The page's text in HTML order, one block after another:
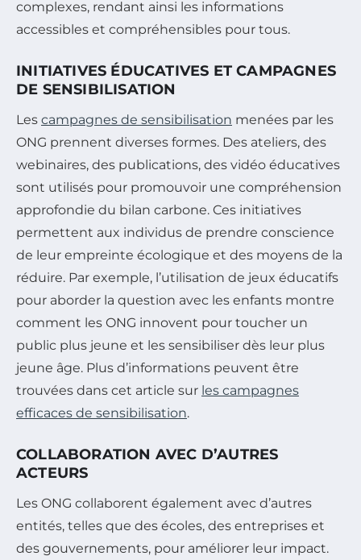
complexes, rendant ainsi les informations
accessibles et compréhensibles pour tous.
INITIATIVES ÉDUCATIVES ET CAMPAGNES
DE SENSIBILISATION
Les campagnes de sensibilisation menées par les
ONG prennent diverses formes. Des ateliers, des
webinaires, des publications, des vidéo éducatives
sont utilisés pour promouvoir une compréhension
approfondie du bilan carbone. Ces initiatives
permettent aux individus de prendre conscience
de leur empreinte écologique et des moyens de la
réduire. Par exemple, l’utilisation de jeux éducatifs
pour aborder la question avec les enfants montre
comment les ONG innovent pour toucher un
public plus jeune et les sensibiliser dès leur plus
jeune âge. Plus d’informations peuvent être
trouvées dans cet article sur les campagnes
efficaces de sensibilisation.
COLLABORATION AVEC D’AUTRES
ACTEURS
Les ONG collaborent également avec d’autres
entités, telles que des écoles, des entreprises et
des gouvernements, pour améliorer leur impact.